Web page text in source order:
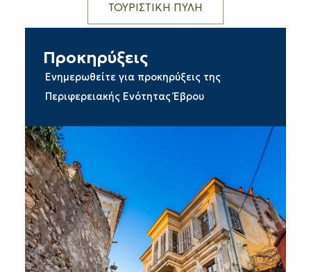
ΤΟΥΡΙΣΤΙΚΗ ΠΥΛΗ
Προκηρύξεις
Ενημερωθείτε για προκηρύξεις της
Περιφερειακής Ενότητας Έβρου